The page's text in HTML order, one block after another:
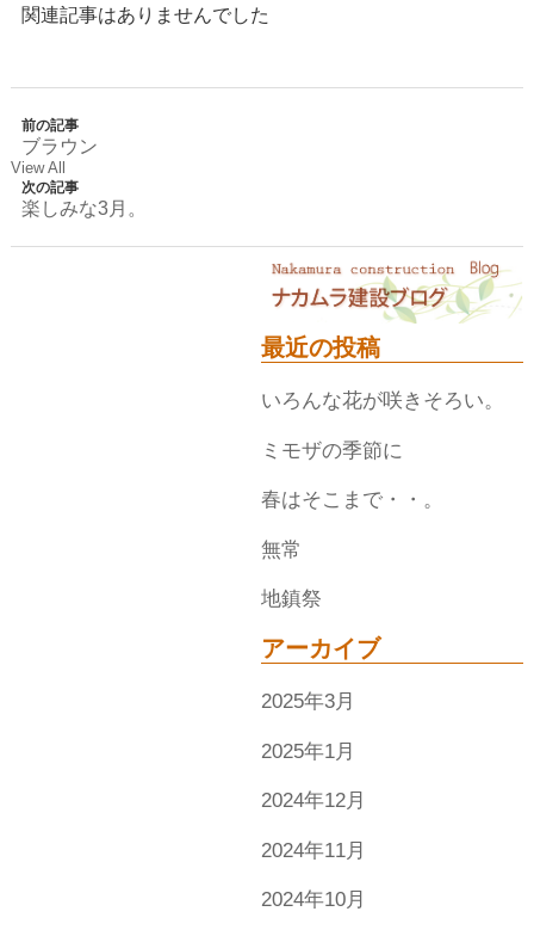
関連記事はありませんでした
前の記事
ブラウン
View All
次の記事
楽しみな3月。
最近の投稿
いろんな花が咲きそろい。
ミモザの季節に
春はそこまで・・。
無常
地鎮祭
アーカイブ
2025年3月
2025年1月
2024年12月
2024年11月
2024年10月